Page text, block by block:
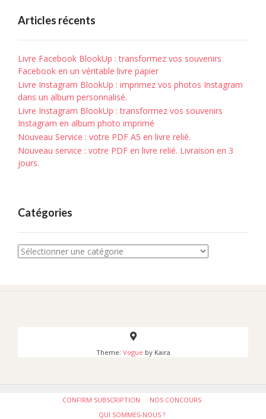
Articles récents
Livre Facebook BlookUp : transformez vos souvenirs
Facebook en un véritable livre papier
Livre Instagram BlookUp : imprimez vos photos Instagram
dans un album personnalisé.
Livre Instagram BlookUp : transformez vos souvenirs
Instagram en album photo imprimé
Nouveau Service : votre PDF A5 en livre relié.
Nouveau service : votre PDF en livre relié. Livraison en 3
jours.
Catégories
Catégories
Theme: Vogue by Kaira
CONFIRM SUBSCRIPTION
NOS CONCOURS
QUI SOMMES-NOUS ?